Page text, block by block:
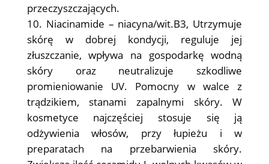
przeczyszczających.
Niacinamide – niacyna/wit.B3, Utrzymuje
skórę w dobrej kondycji, reguluje jej
złuszczanie, wpływa na gospodarkę wodną
skóry oraz neutralizuje szkodliwe
promieniowanie UV. Pomocny w walce z
trądzikiem, stanami zapalnymi skóry. W
kosmetyce najczęściej stosuje się ją
odżywienia włosów, przy łupieżu i w
preparatach na przebarwienia skóry.